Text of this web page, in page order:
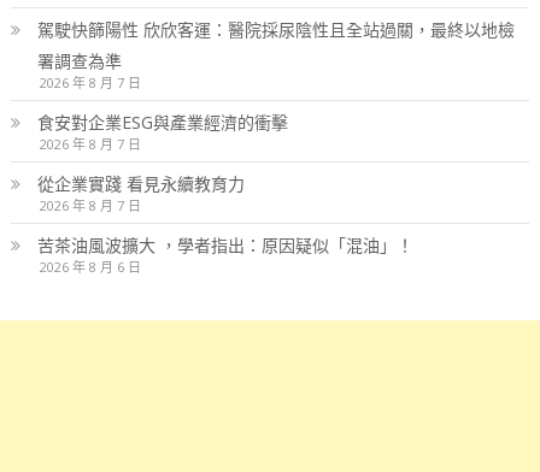
駕駛快篩陽性 欣欣客運：醫院採尿陰性且全站過關，最終以地檢
署調查為準
2026 年 8 月 7 日
食安對企業ESG與產業經濟的衝擊
2026 年 8 月 7 日
從企業實踐 看見永續教育力
2026 年 8 月 7 日
苦茶油風波擴大 ，學者指出：原因疑似「混油」！
2026 年 8 月 6 日